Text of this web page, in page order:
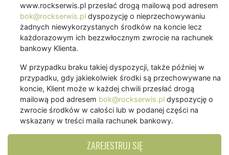
www.rockserwis.pl przesłać drogą mailową pod adresem
bok@rockserwis.pl dyspozycję o nieprzechowywaniu
żadnych niewykorzystanych środków na koncie lecz
każdorazowym ich bezzwłocznym zwrocie na rachunek
bankowy Klienta.
W przypadku braku takiej dyspozycji, także później w
przypadku, gdy jakiekolwiek środki są przechowywane na
koncie, Klient może w każdej chwili przesłać drogą
mailową pod adresem bok@rockserwis.pl dyspozycję o
zwrocie środków w całości lub w podanej części na
wskazany w treści maila rachunek bankowy.
ZAREJESTRUJ SIĘ